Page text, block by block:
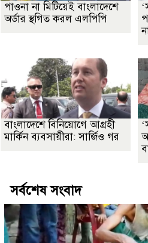
পাওনা না মিটিয়েই বাংলাদেশে
অর্ডার স্থগিত করল এলপিপি
বাংলাদেশে বিনিয়োগে আগ্রহী
মার্কিন ব্যবসায়ীরা: সার্জিও গর
সর্বশেষ সংবাদ